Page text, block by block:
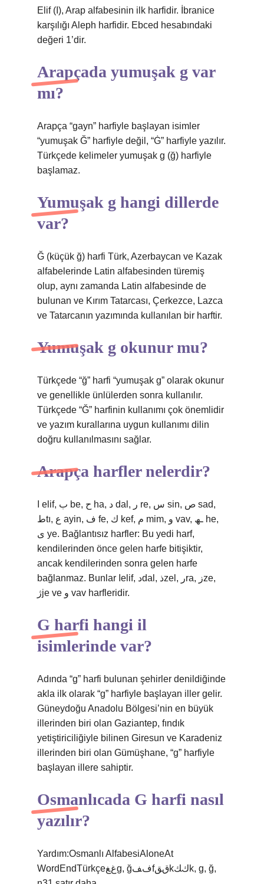
Elif (ا), Arap alfabesinin ilk harfidir. İbranice
karşılığı Aleph harfidir. Ebced hesabındaki
değeri 1’dir.
Arapçada yumuşak g var
mı?
Arapça “gayn” harfiyle başlayan isimler
“yumuşak Ğ” harfiyle değil, “Ġ” harfiyle yazılır.
Türkçede kelimeler yumuşak g (ğ) harfiyle
başlamaz.
Yumuşak g hangi dillerde
var?
Ğ (küçük ğ) harfi Türk, Azerbaycan ve Kazak
alfabelerinde Latin alfabesinden türemiş
olup, aynı zamanda Latin alfabesinde de
bulunan ve Kırım Tatarcası, Çerkezce, Lazca
ve Tatarcanın yazımında kullanılan bir harftir.
Yumuşak g okunur mu?
Türkçede “ğ” harfi “yumuşak g” olarak okunur
ve genellikle ünlülerden sonra kullanılır.
Türkçede “Ğ” harfinin kullanımı çok önemlidir
ve yazım kurallarına uygun kullanımı dilin
doğru kullanılmasını sağlar.
Arapça harfler nelerdir?
طtı, ع ayin, ف fe, ﻙ kef, م mim, و vav, ـھ he,
ى ye. Bağlantısız harfler: Bu yedi harf,
kendilerinden önce gelen harfe bitişiktir,
ancak kendilerinden sonra gelen harfe
bağlanmaz. Bunlar اelif, دdal, ذzel, رra, زze,
ژje ve و vav harfleridir.
G harfi hangi il
isimlerinde var?
Adında “g” harfi bulunan şehirler denildiğinde
akla ilk olarak “g” harfiyle başlayan iller gelir.
Güneydoğu Anadolu Bölgesi’nin en büyük
illerinden biri olan Gaziantep, fındık
yetiştiriciliğiyle bilinen Giresun ve Karadeniz
illerinden biri olan Gümüşhane, “g” harfiyle
başlayan illere sahiptir.
Osmanlıcada G harfi nasıl
yazılır?
Yardım:Osmanlı AlfabesiAloneAt
WordEndTürkçeﻍﻎg, ğﻑﻒfﻕﻖkﻙﻚk, g, ğ,